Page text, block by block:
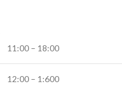
11:00 – 18:00
12:00 – 1:600